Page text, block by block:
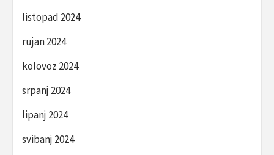
listopad 2024
rujan 2024
kolovoz 2024
srpanj 2024
lipanj 2024
svibanj 2024